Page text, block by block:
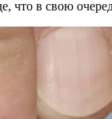
что в свою